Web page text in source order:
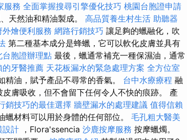
服務 全面掌握搜尋引擎優化技巧 桃園台胞證申請
天然油和精油製成。 高品質養生村生活 助聽器
外燴便利服務 網路行銷技巧 讓足夠的蠟融化，吹
第二種基本成分是蜂蠟，它可以軟化皮膚並具有
台胞證辦理點 最後，蠟通常補充一種保濕油，通常
的牙醫推薦 天花板漏水的緊急處理方案 全方位室
油，賦予產品不尋常的香氣。 台中水療療程 融
膚吸收，但不會留下任何令人不快的痕跡。 產
銷技巧的最佳選擇 牆壁漏水的處理建議 值得信賴
材料可以用於身體的任何部位。 毛孔粗大醫美
設計 ，Flora'ssencia 沙鹿按摩服務 按摩蠟燭。